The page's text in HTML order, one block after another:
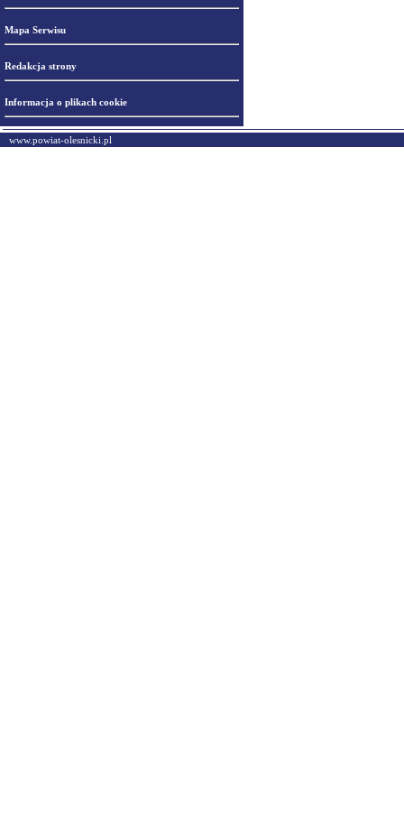
Mapa Serwisu
Redakcja strony
Informacja o plikach cookie
www.powiat-olesnicki.pl